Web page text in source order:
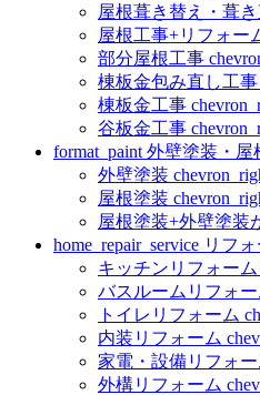
屋根葺き替え・葺き
屋根工事+リフォー
部分屋根工事
棟板金包み直し工事
棟板金工事
谷板金工事
format_paint 外壁塗装・屋
外壁塗装
屋根塗装
屋根塗装+外壁塗装
home_repair_service リフ
キッチンリフォーム
バスルームリフォー
トイレリフォーム
内装リフォーム
家電・設備リフォー
外構リフォーム